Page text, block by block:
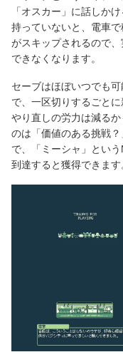
「オスカー」に話しか
持っていないと、電車
がスキップされるので
できなくなります。
セーブはほぼいつでも
で、一区切りするごと
やり直しの労力は減る
のは「価値のある挑戦
で、「ミーシャ」とい
到達すると獲得できます